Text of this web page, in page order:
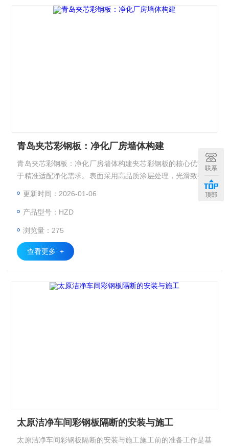
青岛夹芯彩钢板：净化厂房墙体构建
青岛夹芯彩钢板：净化厂房墙体构建夹芯彩钢板的核心优势在
于精准适配净化需求。表面采用高品质涂层处理，光滑致密且
更新时间：2026-01-06
产品型号：HZD
浏览量：275
查看更多 +
太原洁净车间彩钢板隔断的安装与施工
太原洁净车间彩钢板隔断的安装与施工施工前的准备工作是基
联系
顶部